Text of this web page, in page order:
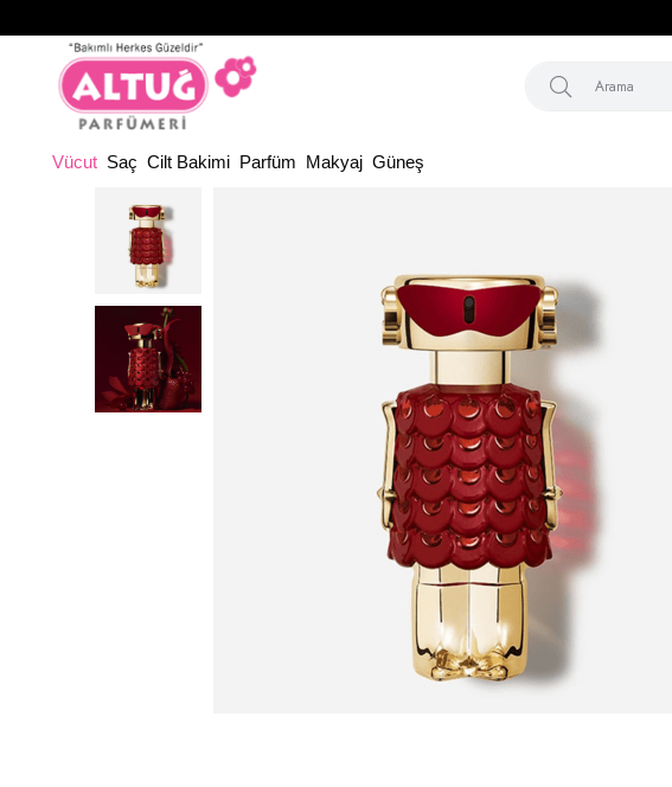
Vücut Saç Cilt Bakimi Parfüm Makyaj Güneş